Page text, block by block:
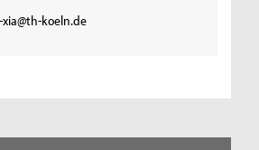
koeln.de